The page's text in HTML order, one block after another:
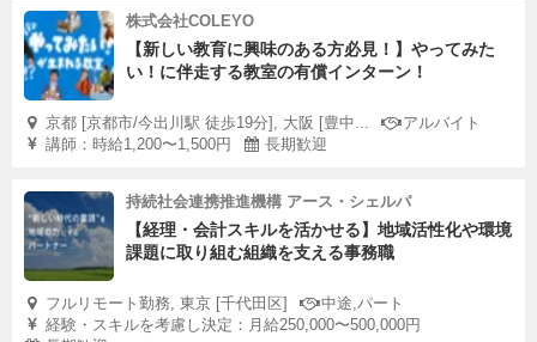
株式会社COLEYO
【新しい教育に興味のある方必見！】やってみた
い！に伴走する教室の有償インターン！
京都 [京都市/今出川駅 徒歩19分], 大阪 [豊中...
アルバイト
講師：時給1,200〜1,500円
長期歓迎
持続社会連携推進機構 アース・シェルパ
【経理・会計スキルを活かせる】地域活性化や環境
課題に取り組む組織を支える事務職
フルリモート勤務, 東京 [千代田区]
中途,パート
経験・スキルを考慮し決定：月給250,000〜500,000円